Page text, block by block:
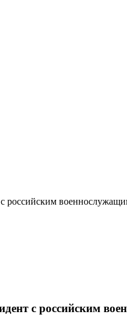
российским
с российским